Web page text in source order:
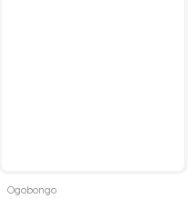
Ogobongo